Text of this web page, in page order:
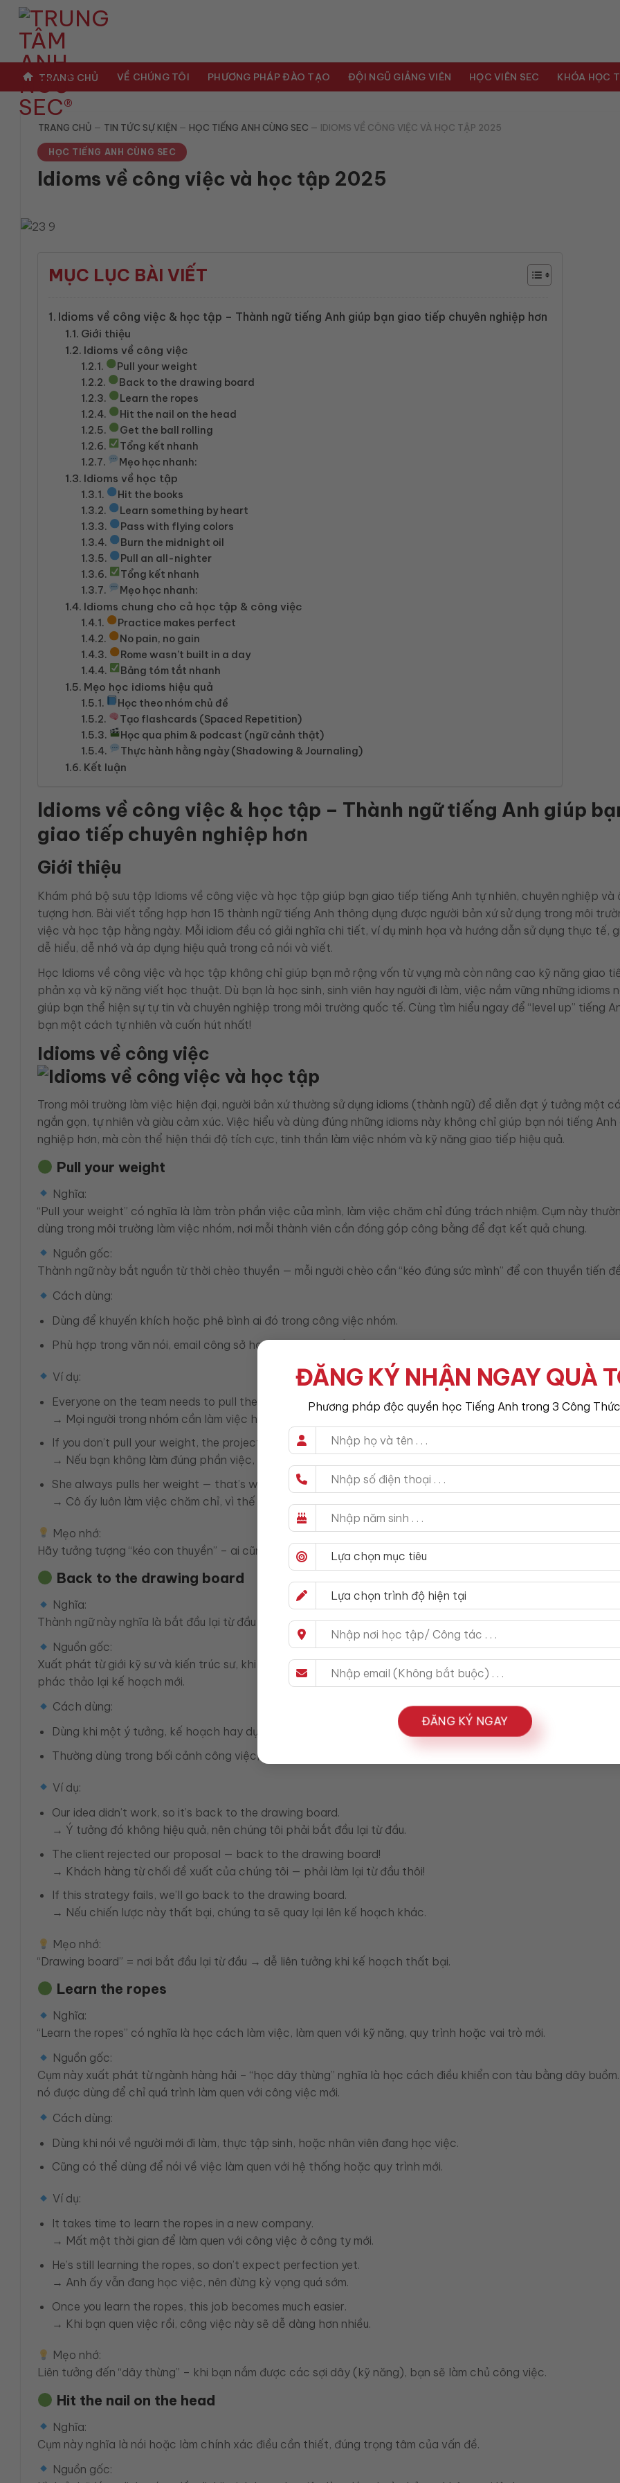
ĐĂNG KÝ NHẬN NGAY QUÀ
Phương pháp độc quyền học Tiếng Anh trong 3 Công
ĐĂNG KÝ NGAY
dung
TRANG CHỦ VỀ CHÚNG TÔI PHƯƠNG PHÁP ĐÀO TẠO ĐỘI NGŨ GIẢNG VIÊN HỌC VIÊN SEC KHÓA HỌC
TRANG CHỦ — TIN TỨC SỰ KIỆN — HỌC TIẾNG ANH CÙNG SEC — IDIOMS VỀ CÔNG VIỆC VÀ HỌC TẬP 2025
HỌC TIẾNG ANH CÙNG SEC
Idioms về công việc và học tập 2025
MỤC LỤC BÀI VIẾT
Idioms về công việc & học tập – Thành ngữ tiếng Anh giúp bạn giao tiếp chuyên nghiệp hơn
Giới thiệu
Idioms về công việc
Pull your weight
Back to the drawing board
Learn the ropes
Hit the nail on the head
Get the ball rolling
Tổng kết nhanh
Mẹo học nhanh:
Idioms về học tập
Hit the books
Learn something by heart
Pass with flying colors
Burn the midnight oil
Pull an all-nighter
Tổng kết nhanh
Mẹo học nhanh:
Idioms chung cho cả học tập & công việc
Practice makes perfect
No pain, no gain
Rome wasn’t built in a day
Bảng tóm tắt nhanh
Mẹo học idioms hiệu quả
Học theo nhóm chủ đề
Tạo flashcards (Spaced Repetition)
Học qua phim & podcast (ngữ cảnh thật)
Thực hành hằng ngày (Shadowing & Journaling)
Kết luận
Idioms về công việc & học tập – Thành ngữ tiếng Anh giúp
giao tiếp chuyên nghiệp hơn
Giới thiệu
Khám phá bộ sưu tập Idioms về công việc và học tập giúp bạn giao tiếp tiếng Anh tự nhiên, chuyên nghiệp và
tượng hơn. Bài viết tổng hợp hơn 15 thành ngữ tiếng Anh thông dụng được người bản xứ sử dụng trong môi
việc và học tập hằng ngày. Mỗi idiom đều có giải nghĩa chi tiết, ví dụ minh họa và hướng dẫn sử dụng thực tế,
dễ hiểu, dễ nhớ và áp dụng hiệu quả trong cả nói và viết.
Học Idioms về công việc và học tập không chỉ giúp bạn mở rộng vốn từ vựng mà còn nâng cao kỹ năng giao
phản xạ và kỹ năng viết học thuật. Dù bạn là học sinh, sinh viên hay người đi làm, việc nắm vững những idioms
giúp bạn thể hiện sự tự tin và chuyên nghiệp trong môi trường quốc tế. Cùng tìm hiểu ngay để “level up” tiếng
bạn một cách tự nhiên và cuốn hút nhất!
Idioms về công việc
Trong môi trường làm việc hiện đại, người bản xứ thường sử dụng idioms (thành ngữ) để diễn đạt ý tưởng một
ngắn gọn, tự nhiên và giàu cảm xúc. Việc hiểu và dùng đúng những idioms này không chỉ giúp bạn nói tiếng Anh
nghiệp hơn, mà còn thể hiện thái độ tích cực, tinh thần làm việc nhóm và kỹ năng giao tiếp hiệu quả.
Pull your weight
Nghĩa:
“Pull your weight” có nghĩa là làm tròn phần việc của mình, làm việc chăm chỉ đúng trách nhiệm. Cụm này
dùng trong môi trường làm việc nhóm, nơi mỗi thành viên cần đóng góp công bằng để đạt kết quả chung.
Nguồn gốc:
Thành ngữ này bắt nguồn từ thời chèo thuyền — mỗi người chèo cần “kéo đúng sức mình” để con thuyền tiến
Cách dùng:
Dùng để khuyến khích hoặc phê bình ai đó trong công việc nhóm.
Phù hợp trong văn nói, email công sở hoặc báo cáo nhóm.
Ví dụ:
Everyone on the team needs to pull their weight if we want to succeed.
→ Mọi người trong nhóm cần làm việc hết trách nhiệm nếu muốn thành công.
If you don’t pull your weight, the project will fall behind.
→ Nếu bạn không làm đúng phần việc, dự án sẽ bị chậm tiến độ.
She always pulls her weight — that’s why everyone respects her.
→ Cô ấy luôn làm việc chăm chỉ, vì thế mọi người đều tôn trọng cô ấy.
Mẹo nhớ:
Hãy tưởng tượng “kéo con thuyền” – ai cũng phải góp sức thì thuyền mới đi được.
Back to the drawing board
Nghĩa:
Thành ngữ này nghĩa là bắt đầu lại từ đầu sau khi thất bại hoặc gặp vấn đề trong kế hoạch.
Nguồn gốc:
Xuất phát từ giới kỹ sư và kiến trúc sư, khi một bản thiết kế (drawing board) thất bại, họ phải “quay lại bảng
phác thảo lại kế hoạch mới.
Cách dùng:
Dùng khi một ý tưởng, kế hoạch hay dự án không thành công.
Thường dùng trong bối cảnh công việc, sáng tạo hoặc kinh doanh.
Ví dụ:
Our idea didn’t work, so it’s back to the drawing board.
→ Ý tưởng đó không hiệu quả, nên chúng tôi phải bắt đầu lại từ đầu.
The client rejected our proposal — back to the drawing board!
→ Khách hàng từ chối đề xuất của chúng tôi — phải làm lại từ đầu thôi!
If this strategy fails, we’ll go back to the drawing board.
→ Nếu chiến lược này thất bại, chúng ta sẽ quay lại lên kế hoạch khác.
Mẹo nhớ:
“Drawing board” = nơi bắt đầu lại từ đầu → dễ liên tưởng khi kế hoạch thất bại.
Learn the ropes
Nghĩa:
“Learn the ropes” có nghĩa là học cách làm việc, làm quen với kỹ năng, quy trình hoặc vai trò mới.
Nguồn gốc:
Cụm này xuất phát từ ngành hàng hải – “học dây thừng” nghĩa là học cách điều khiển con tàu bằng dây
nó được dùng để chỉ quá trình làm quen với công việc mới.
Cách dùng:
Dùng khi nói về người mới đi làm, thực tập sinh, hoặc nhân viên đang học việc.
Cũng có thể dùng để nói về việc làm quen với hệ thống hoặc quy trình mới.
Ví dụ:
It takes time to learn the ropes in a new company.
→ Mất một thời gian để làm quen với công việc ở công ty mới.
He’s still learning the ropes, so don’t expect perfection yet.
→ Anh ấy vẫn đang học việc, nên đừng kỳ vọng quá sớm.
Once you learn the ropes, this job becomes much easier.
→ Khi bạn quen việc rồi, công việc này sẽ dễ dàng hơn nhiều.
Mẹo nhớ:
Liên tưởng đến “dây thừng” – khi bạn nắm được các sợi dây (kỹ năng), bạn sẽ làm chủ công việc.
Hit the nail on the head
Nghĩa:
Cụm này nghĩa là nói hoặc làm chính xác điều cần thiết, đúng trọng tâm của vấn đề.
Nguồn gốc: